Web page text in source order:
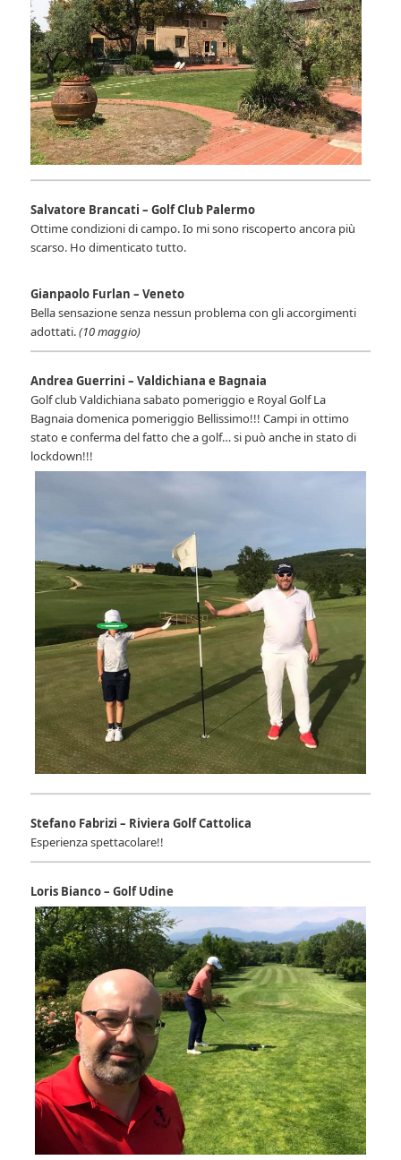
Salvatore Brancati – Golf Club Palermo
Ottime condizioni di campo. Io mi sono riscoperto ancora più
scarso. Ho dimenticato tutto.
Gianpaolo Furlan – Veneto
Bella sensazione senza nessun problema con gli accorgimenti
adottati.(10 maggio)
Andrea Guerrini –Valdichiana e Bagnaia
Golf club Valdichiana sabato pomeriggio e Royal Golf La
Bagnaia domenica pomeriggio Bellissimo!!! Campi in ottimo
stato e conferma del fatto che a golf… si può anche in stato di
lockdown!!!
Stefano Fabrizi – Riviera Golf Cattolica
Esperienza spettacolare!!
Loris Bianco – Golf Udine